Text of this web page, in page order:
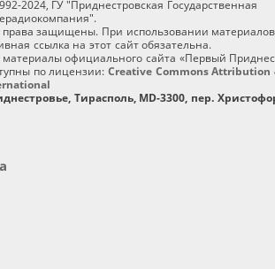
2024, ГУ "Приднестровская Государственная
права защищены. При использовании
ссылка на этот сайт обязательна.
материалы официального сайта «Первый
по лицензии: Creative Commons Attribution
Тирасполь, MD-3300, пер.